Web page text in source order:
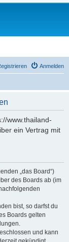
Anmelden
www.thailand-
ein Vertrag mit
„das Board“)
des Boards ab (im
bist, so darfst du
Boards gelten
und kann